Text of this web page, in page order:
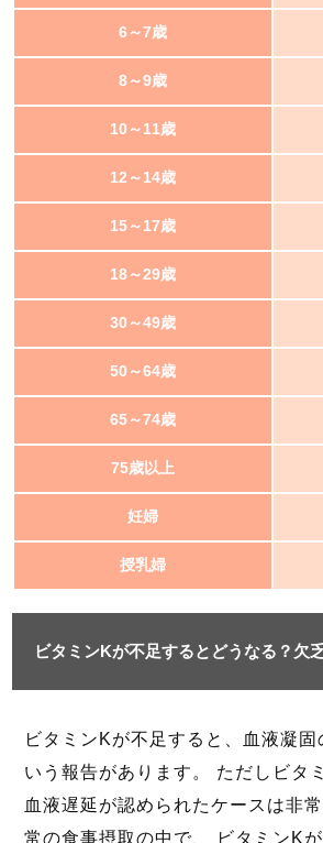
6～7歳
8～9歳
10～11歳
12～14歳
15～17歳
18～29歳
30～49歳
50～64歳
65～74歳
75歳以上
妊婦
授乳婦
ビタミンKが不足するとどうなる？欠
ビタミンKが不足すると、血液凝固
いう報告があります。 ただしビタ
血液遅延が認められたケースは非
常の食事摂取の中で、 ビタミンK